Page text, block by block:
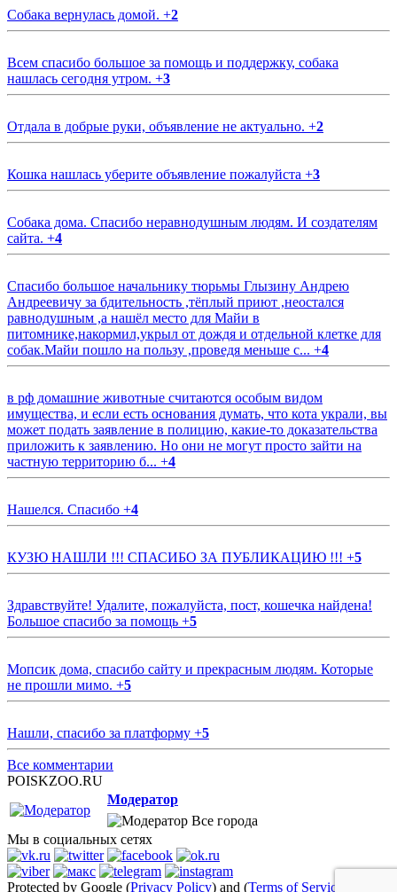
Собака вернулась домой. +2
Всем спасибо большое за помощь и поддержку, собака
нашлась сегодня утром. +3
Отдала в добрые руки, объявление не актуально. +2
Кошка нашлась уберите объявление пожалуйста +3
Собака дома. Спасибо неравнодушным людям. И создателям
сайта. +4
Спасибо большое начальнику тюрьмы Глызину Андрею
Андреевичу за бдительность ,тёплый приют ,неостался
равнодушным ,а нашёл место для Майи в
питомнике,накормил,укрыл от дождя и отдельной клетке для
собак.Майи пошло на пользу ,проведя меньше с... +4
в рф домашние животные считаются особым видом
имущества, и если есть основания думать, что кота украли, вы
может подать заявление в полицию, какие-то доказательства
приложить к заявлению. Но они не могут просто зайти на
частную территорию б... +4
Нашелся. Спасибо +4
КУЗЮ НАШЛИ !!! СПАСИБО ЗА ПУБЛИКАЦИЮ !!! +5
Здравствуйте! Удалите, пожалуйста, пост, кошечка найдена!
Большое спасибо за помощь +5
Мопсик дома, спасибо сайту и прекрасным людям. Которые
не прошли мимо. +5
Нашли, спасибо за платформу +5
Все комментарии
POISKZOO.RU
Модератор
Все города
Мы в социальных сетях
Protected by Google (Privacy Policy) and (Terms of Service